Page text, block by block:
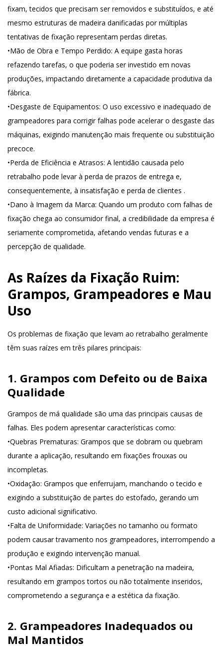
fixam, tecidos que precisam ser removidos e substituídos, e até
mesmo estruturas de madeira danificadas por múltiplas
tentativas de fixação representam perdas diretas.
•Mão de Obra e Tempo Perdido: A equipe gasta horas
refazendo tarefas, o que poderia ser investido em novas
produções, impactando diretamente a capacidade produtiva da
fábrica.
•Desgaste de Equipamentos: O uso excessivo e inadequado de
grampeadores para corrigir falhas pode acelerar o desgaste das
máquinas, exigindo manutenção mais frequente ou substituição
precoce.
•Perda de Eficiência e Atrasos: A lentidão causada pelo
retrabalho pode levar à perda de prazos de entrega e,
consequentemente, à insatisfação e perda de clientes .
•Dano à Imagem da Marca: Quando um produto com falhas de
fixação chega ao consumidor final, a credibilidade da empresa é
seriamente comprometida, afetando vendas futuras e a
percepção de qualidade.
As Raízes da Fixação Ruim:
Grampos, Grampeadores e Mau
Uso
Os problemas de fixação que levam ao retrabalho geralmente
têm suas raízes em três pilares principais:
1. Grampos com Defeito ou de Baixa
Qualidade
Grampos de má qualidade são uma das principais causas de
falhas. Eles podem apresentar características como:
•Quebras Prematuras: Grampos que se dobram ou quebram
durante a aplicação, resultando em fixações frouxas ou
incompletas.
•Oxidação: Grampos que enferrujam, manchando o tecido e
exigindo a substituição de partes do estofado, gerando um
custo adicional significativo.
•Falta de Uniformidade: Variações no tamanho ou formato
podem causar travamento nos grampeadores, interrompendo a
produção e exigindo intervenção manual.
•Pontas Mal Afiadas: Dificultam a penetração na madeira,
resultando em grampos tortos ou não totalmente inseridos,
comprometendo a segurança e a estética da fixação.
2. Grampeadores Inadequados ou
Mal Mantidos